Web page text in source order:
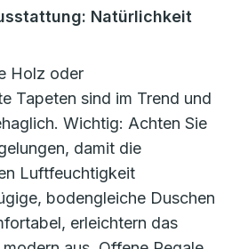
Natürlichkeit
Holz oder
Tapeten sind im Trend und
Wichtig: Achten Sie
damit die
Luftfeuchtigkeit
bodengleiche Duschen
erleichtern das